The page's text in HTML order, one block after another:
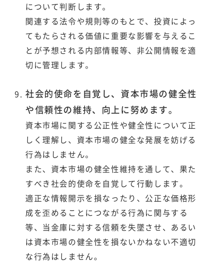
について判断します。
関連する法令や規則等のもとで、投資によっ
てもたらされる価値に重要な影響を与えるこ
とが予想される内部情報等、非公開情報を適
切に管理します。
社会的使命を自覚し、資本市場の健全性
や信頼性の維持、向上に努めます。
資本市場に関する公正性や健全性について正
しく理解し、資本市場の健全な発展を妨げる
行為はしません。
また、資本市場の健全性維持を通して、果た
すべき社会的使命を自覚して行動します。
適正な情報開示を損なったり、公正な価格形
成を歪めることにつながる行為に関与する
等、当金庫に対する信頼を失墜させ、あるい
は資本市場の健全性を損ないかねない不適切
な行為はしません。